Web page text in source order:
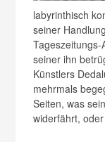
labyrinthisch
seiner
seiner ihn
Künstlers
mehrmals
Seiten, was
widerfährt,